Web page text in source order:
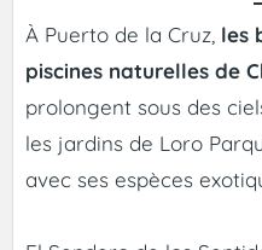
À Puerto de la Cruz, les
piscines naturelles de
prolongent sous des
les jardins de Loro
avec ses espèces